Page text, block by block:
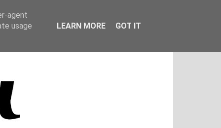
agent
usage
LEARN MORE GOT IT